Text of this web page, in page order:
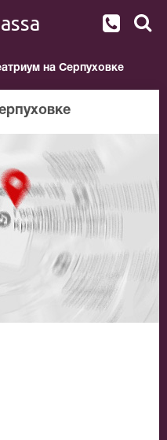
на Серпуховке